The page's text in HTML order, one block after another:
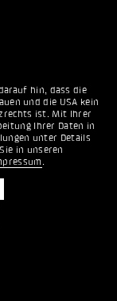
hin, dass die
und die USA kein
ist. Mit Ihrer
Ihrer Daten in
unter Details
in unseren
.